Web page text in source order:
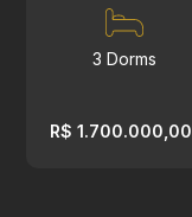
3 Dorms
R$ 1.700.000,00